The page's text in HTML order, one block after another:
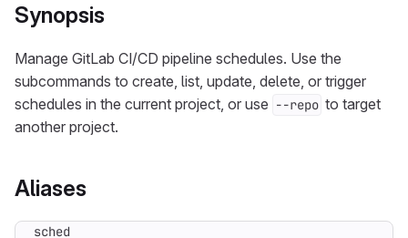
Synopsis
Manage GitLab CI/CD pipeline schedules. Use the
subcommands to create, list, update, delete, or trigger
schedules in the current project, or use --repo to target
another project.
Aliases